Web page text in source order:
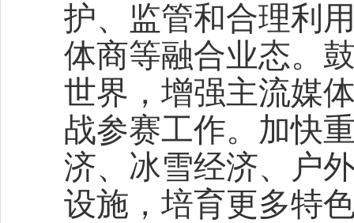
护、监管和合理利
体商等融合业态。
世界，增强主流媒
战参赛工作。加快
济、冰雪经济、户
设施，培育更多特